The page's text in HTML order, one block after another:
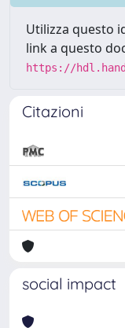
Utilizza questo
link a questo
https://
Citazioni
social impact